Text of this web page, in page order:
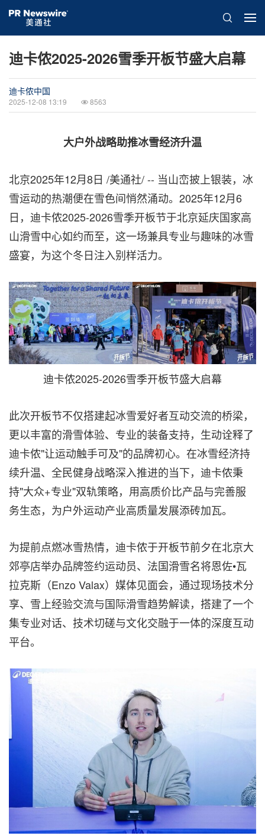
迪卡侬2025-2026雪季开板节盛大启幕
迪卡侬中国
2025-12-08 13:19 8563
大户外战略助推冰雪经济升温
北京2025年12月8日 /美通社/ -- 当山峦披上银装，冰
雪运动的热潮便在雪色间悄然涌动。2025年12月6
日，迪卡侬2025-2026雪季开板节于北京延庆国家高
山滑雪中心如约而至，这一场兼具专业与趣味的冰雪
盛宴，为这个冬日注入别样活力。
迪卡侬2025-2026雪季开板节盛大启幕
此次开板节不仅搭建起冰雪爱好者互动交流的桥梁，
更以丰富的滑雪体验、专业的装备支持，生动诠释了
迪卡侬"让运动触手可及"的品牌初心。在冰雪经济持
续升温、全民健身战略深入推进的当下，迪卡侬秉
持"大众+专业"双轨策略，用高质价比产品与完善服
务生态，为户外运动产业高质量发展添砖加瓦。
为提前点燃冰雪热情，迪卡侬于开板节前夕在北京大
郊亭店举办品牌签约运动员、法国滑雪名将恩佐•瓦
拉克斯（Enzo Valax）媒体见面会，通过现场技术分
享、雪上经验交流与国际滑雪趋势解读，搭建了一个
集专业对话、技术切磋与文化交融于一体的深度互动
平台。